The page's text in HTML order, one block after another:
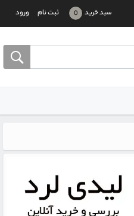
ورود ثبت نام سبد خرید 0